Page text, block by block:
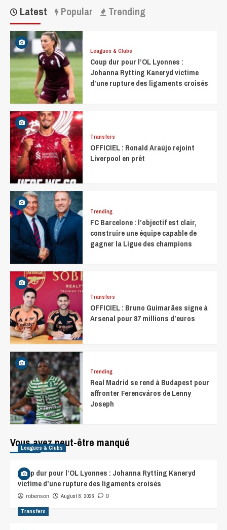
Latest Popular Trending
Leagues & Clubs
Coup dur pour l’OL Lyonnes :
Johanna Rytting Kaneryd victime
d’une rupture des ligaments croisés
Transfers
OFFICIEL : Ronald Araújo rejoint
Liverpool en prêt
Trending
FC Barcelone : l’objectif est clair,
construire une équipe capable de
gagner la Ligue des champions
Transfers
OFFICIEL : Bruno Guimarães signe à
Arsenal pour 87 millions d’euros
Trending
Real Madrid se rend à Budapest pour
affronter Ferencváros de Lenny
Joseph
Vous avez peut-être manqué
Leagues & Clubs
Coup dur pour l’OL Lyonnes : Johanna Rytting Kaneryd
victime d’une rupture des ligaments croisés
robenson August 8, 2026 0
Transfers